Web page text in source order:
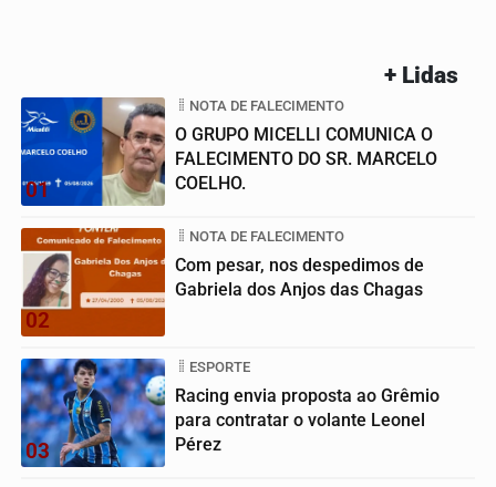
+ Lidas
01
NOTA DE FALECIMENTO
O GRUPO MICELLI COMUNICA O
FALECIMENTO DO SR. MARCELO
COELHO.
02
NOTA DE FALECIMENTO
Com pesar, nos despedimos de
Gabriela dos Anjos das Chagas
03
ESPORTE
Racing envia proposta ao Grêmio
para contratar o volante Leonel
Pérez